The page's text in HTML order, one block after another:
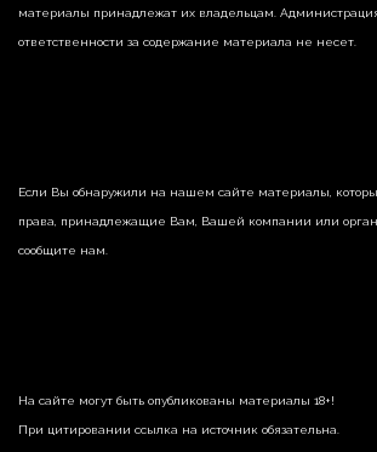
материалы принадлежат их владельцам.
ответственности за содержание материала не несет.
Если Вы обнаружили на нашем сайте материалы,
права, принадлежащие Вам, Вашей компании или
сообщите нам.
На сайте могут быть опубликованы материалы 18+!
При цитировании ссылка на источник обязательна.